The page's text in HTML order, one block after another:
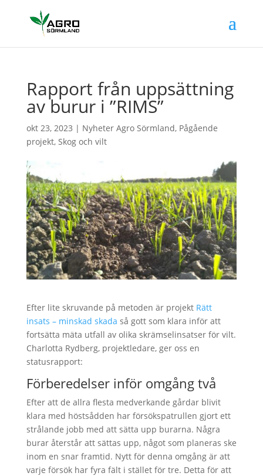
Rapport från uppsättning
av burur i ”RIMS”
okt 23, 2023 | Nyheter Agro Sörmland, Pågående
projekt, Skog och vilt
Efter lite skruvande på metoden är projekt Rätt
insats – minskad skada så gott som klara inför att
fortsätta mäta utfall av olika skrämselinsatser för vilt.
Charlotta Rydberg, projektledare, ger oss en
statusrapport:
Förberedelser inför omgång två
Efter att de allra flesta medverkande gårdar blivit
klara med höstsådden har försökspatrullen gjort ett
strålande jobb med att sätta upp burarna. Några
burar återstår att sättas upp, något som planeras ske
inom en snar framtid. Nytt för denna omgång är att
varje försök har fyra fält i stället för tre. Detta för att